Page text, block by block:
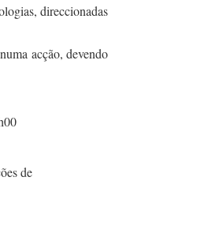
direccionadas
acção, devendo
de